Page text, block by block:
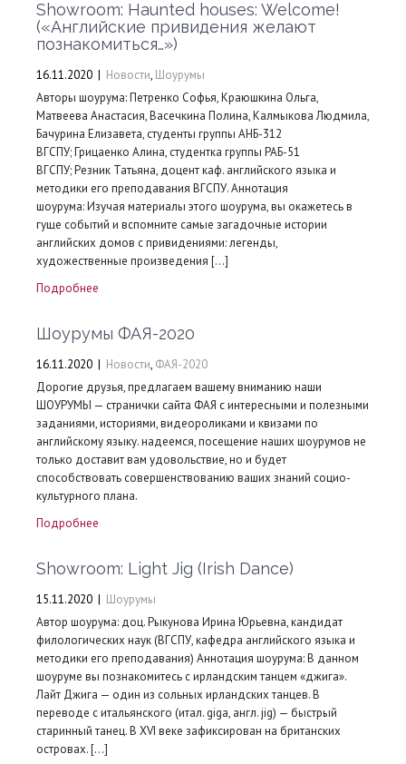
Showroom: Haunted houses: Welcome!
(«Английские привидения желают
познакомиться…»)
16.11.2020 | Новости, Шоурумы
Авторы шоурума: Петренко Софья, Краюшкина Ольга,
Матвеева Анастасия, Васечкина Полина, Калмыкова Людмила,
Бачурина Елизавета, студенты группы АНБ-312
ВГСПУ; Грицаенко Алина, студентка группы РАБ-51
ВГСПУ; Резник Татьяна, доцент каф. английского языка и
методики его преподавания ВГСПУ. Аннотация
шоурума: Изучая материалы этого шоурума, вы окажетесь в
гуще событий и вспомните самые загадочные истории
английских домов с привидениями: легенды,
художественные произведения […]
Подробнее
Шоурумы ФАЯ-2020
16.11.2020 | Новости, ФАЯ-2020
Дорогие друзья, предлагаем вашему вниманию наши
ШОУРУМЫ — странички сайта ФАЯ с интересными и полезными
заданиями, историями, видеороликами и квизами по
английскому языку. надеемся, посещение наших шоурумов не
только доставит вам удовольствие, но и будет
способствовать совершенствованию ваших знаний социо-
культурного плана.
Подробнее
Showroom: Light Jig (Irish Dance)
15.11.2020 | Шоурумы
Автор шоурума: доц. Рыкунова Ирина Юрьевна, кандидат
филологических наук (ВГСПУ, кафедра английского языка и
методики его преподавания) Аннотация шоурума: В данном
шоуруме вы познакомитесь с ирландским танцем «джига».
Лайт Джига — один из сольных ирландских танцев. В
переводе с итальянского (итал. giga, англ. jig) — быстрый
старинный танец. В XVI веке зафиксирован на британских
островах. […]